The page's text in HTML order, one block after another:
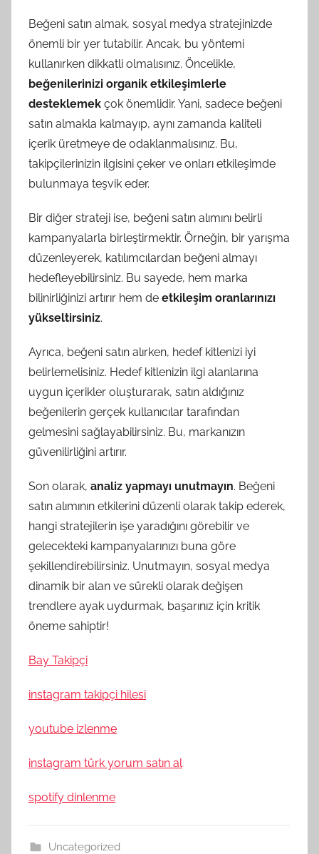
Beğeni satın almak, sosyal medya stratejinizde
önemli bir yer tutabilir. Ancak, bu yöntemi
kullanırken dikkatli olmalısınız. Öncelikle,
beğenilerinizi organik etkileşimlerle
desteklemek çok önemlidir. Yani, sadece beğeni
satın almakla kalmayıp, aynı zamanda kaliteli
içerik üretmeye de odaklanmalısınız. Bu,
takipçilerinizin ilgisini çeker ve onları etkileşimde
bulunmaya teşvik eder.
Bir diğer strateji ise, beğeni satın alımını belirli
kampanyalarla birleştirmektir. Örneğin, bir yarışma
düzenleyerek, katılımcılardan beğeni almayı
hedefleyebilirsiniz. Bu sayede, hem marka
bilinirliğinizi artırır hem de etkileşim oranlarınızı
yükseltirsiniz.
Ayrıca, beğeni satın alırken, hedef kitlenizi iyi
belirlemelisiniz. Hedef kitlenizin ilgi alanlarına
uygun içerikler oluşturarak, satın aldığınız
beğenilerin gerçek kullanıcılar tarafından
gelmesini sağlayabilirsiniz. Bu, markanızın
güvenilirliğini artırır.
Son olarak, analiz yapmayı unutmayın. Beğeni
satın alımının etkilerini düzenli olarak takip ederek,
hangi stratejilerin işe yaradığını görebilir ve
gelecekteki kampanyalarınızı buna göre
şekillendirebilirsiniz. Unutmayın, sosyal medya
dinamik bir alan ve sürekli olarak değişen
trendlere ayak uydurmak, başarınız için kritik
öneme sahiptir!
Bay Takipçi
instagram takipçi hilesi
youtube izlenme
instagram türk yorum satın al
spotify dinlenme
Uncategorized